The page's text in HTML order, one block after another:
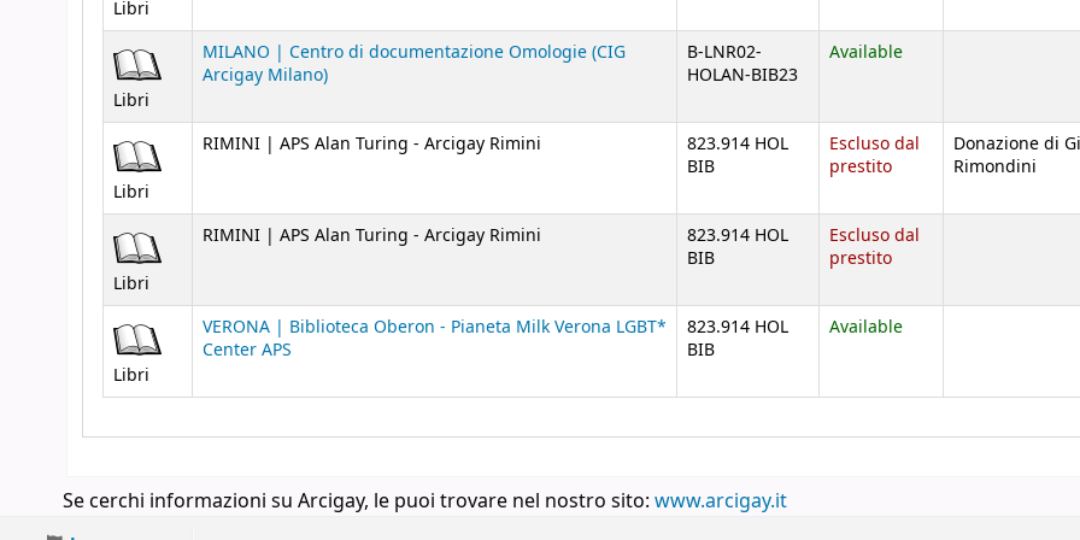
Libri
Libri
MILANO | Centro di documentazione Omologie (CIG
Arcigay Milano)
B-LNR02-
HOLAN-BIB23
Available
Libri
RIMINI | APS Alan Turing - Arcigay Rimini
823.914 HOL
BIB
Escluso dal
prestito
Donazione di
Rimondini
Libri
RIMINI | APS Alan Turing - Arcigay Rimini
823.914 HOL
BIB
Escluso dal
prestito
Libri
VERONA | Biblioteca Oberon - Pianeta Milk Verona LGBT*
Center APS
823.914 HOL
BIB
Available
Se cerchi informazioni su Arcigay, le puoi trovare nel nostro sito: www.arcigay.it